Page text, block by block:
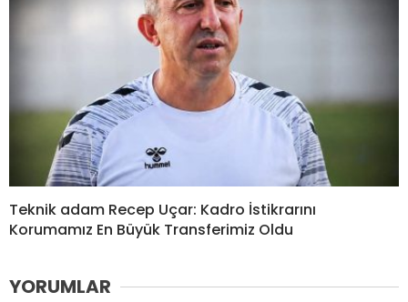
Teknik adam Recep Uçar: Kadro İstikrarını
Korumamız En Büyük Transferimiz Oldu
YORUMLAR